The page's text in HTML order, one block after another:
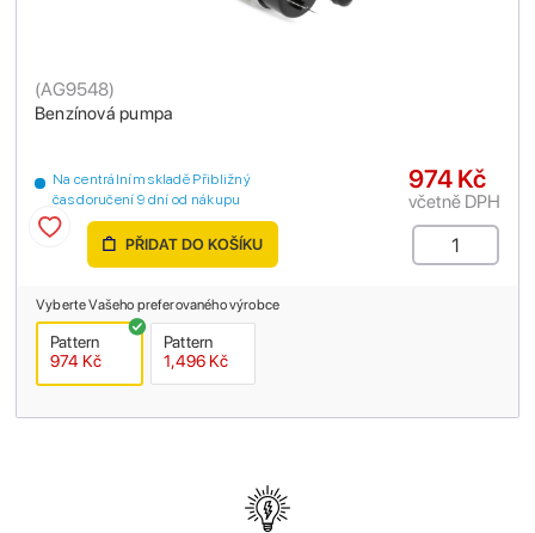
Benzínová pumpa
(AG9548)
Na centrálním skladě Přibližný
čas doručení 9 dní od nákupu
974 Kč
včetně DPH
PŘIDAT DO KOŠÍKU
Vyberte Vašeho preferovaného výrobce
Pattern
974 Kč
Pattern
1,496 Kč